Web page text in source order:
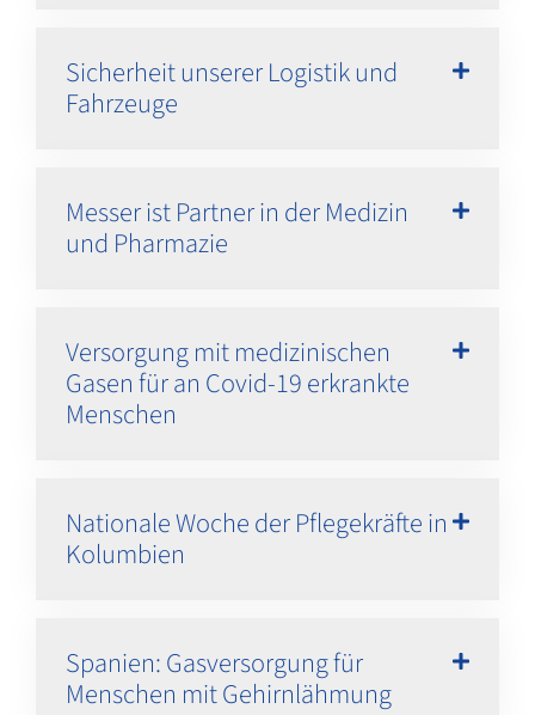
Sicherheit unserer Logistik und
Fahrzeuge
Messer ist Partner in der Medizin
und Pharmazie
Versorgung mit medizinischen
Gasen für an Covid-19 erkrankte
Menschen
Nationale Woche der Pflegekräfte in
Kolumbien
Spanien: Gasversorgung für
Menschen mit Gehirnlähmung